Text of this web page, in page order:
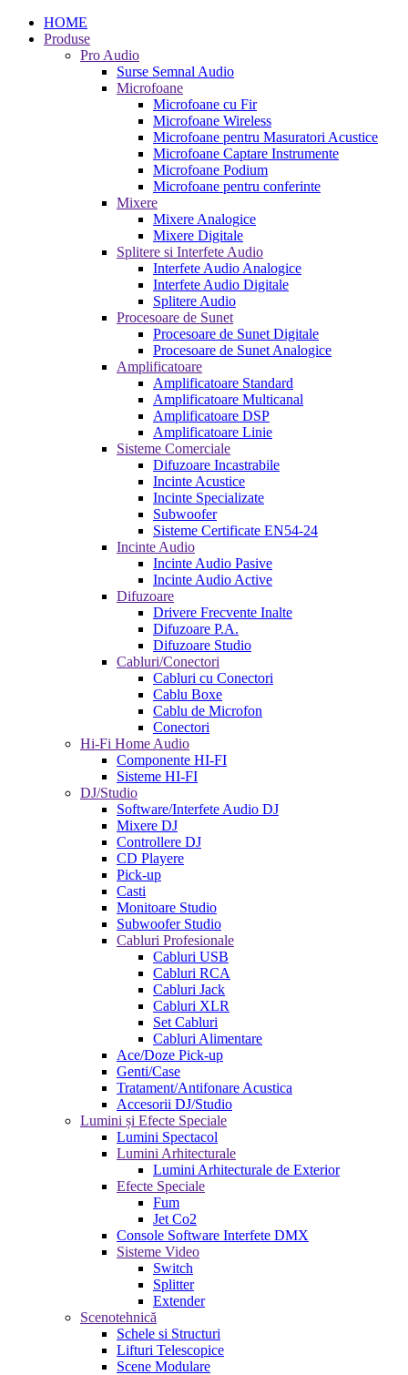
HOME
Produse
Pro Audio
Surse Semnal Audio
Microfoane
Microfoane cu Fir
Microfoane Wireless
Microfoane pentru Masuratori Acustice
Microfoane Captare Instrumente
Microfoane Podium
Microfoane pentru conferinte
Mixere
Mixere Analogice
Mixere Digitale
Splitere si Interfete Audio
Interfete Audio Analogice
Interfete Audio Digitale
Splitere Audio
Procesoare de Sunet
Procesoare de Sunet Digitale
Procesoare de Sunet Analogice
Amplificatoare
Amplificatoare Standard
Amplificatoare Multicanal
Amplificatoare DSP
Amplificatoare Linie
Sisteme Comerciale
Difuzoare Incastrabile
Incinte Acustice
Incinte Specializate
Subwoofer
Sisteme Certificate EN54-24
Incinte Audio
Incinte Audio Pasive
Incinte Audio Active
Difuzoare
Drivere Frecvente Inalte
Difuzoare P.A.
Difuzoare Studio
Cabluri/Conectori
Cabluri cu Conectori
Cablu Boxe
Cablu de Microfon
Conectori
Hi-Fi Home Audio
Componente HI-FI
Sisteme HI-FI
DJ/Studio
Software/Interfete Audio DJ
Mixere DJ
Controllere DJ
CD Playere
Pick-up
Casti
Monitoare Studio
Subwoofer Studio
Cabluri Profesionale
Cabluri USB
Cabluri RCA
Cabluri Jack
Cabluri XLR
Set Cabluri
Cabluri Alimentare
Ace/Doze Pick-up
Genti/Case
Tratament/Antifonare Acustica
Accesorii DJ/Studio
Lumini și Efecte Speciale
Lumini Spectacol
Lumini Arhitecturale
Lumini Arhitecturale de Exterior
Efecte Speciale
Fum
Jet Co2
Console Software Interfete DMX
Sisteme Video
Switch
Splitter
Extender
Scenotehnică
Schele si Structuri
Lifturi Telescopice
Scene Modulare